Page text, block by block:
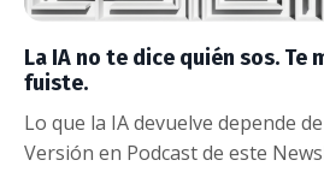
La IA no te dice quién sos. Te
fuiste.
Lo que la IA devuelve depende de
Versión en Podcast de este